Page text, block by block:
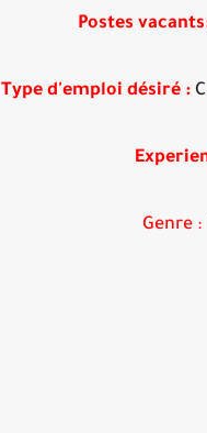
Postes
Type d'emploi désiré :
Genre :